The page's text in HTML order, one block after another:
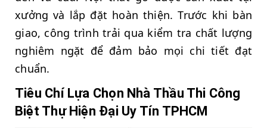
xưởng và lắp đặt hoàn thiện. Trước khi bàn
giao, công trình trải qua kiểm tra chất lượng
nghiêm ngặt để đảm bảo mọi chi tiết đạt
chuẩn.
Tiêu Chí Lựa Chọn Nhà Thầu Thi Công
Biệt Thự Hiện Đại Uy Tín TPHCM